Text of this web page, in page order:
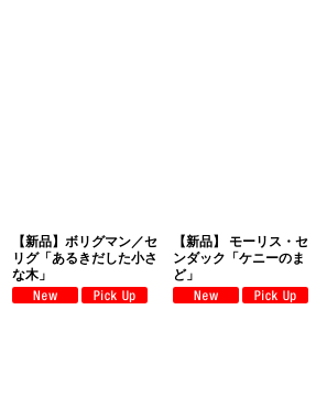
【新品】ボリグマン／セ
リグ「あるきだした小さ
な木」
【新品】 モーリス・セ
ンダック「ケニーのま
ど」